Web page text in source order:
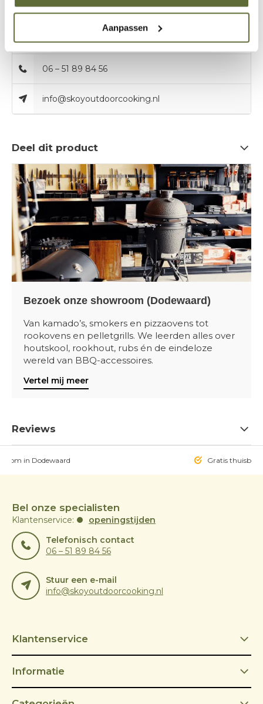
Aanpassen
Bel onze specialisten
Klantenservice: openingstijden
06 – 51 89 84 56
info@skoyoutdoorcooking.nl
Deel dit product
Bezoek onze showroom (Dodewaard)
Van kamado’s, smokers en pizzaovens tot
rookovens en pelletgrills. We leerden alles over
houtskool, rookhout, rubs én de eindeloze
wereld van BBQ-accessoires.
Vertel mij meer
Reviews
in Dodewaard Gratis
Bel onze specialisten
Klantenservice:
openingstijden
Telefonisch contact
06 – 51 89 84 56
Stuur een e-mail
info@skoyoutdoorcooking.nl
Klantenservice
Informatie